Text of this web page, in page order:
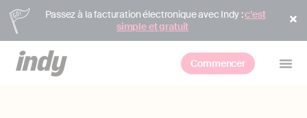
Passez à la facturation électronique avec Indy :c’est
simple et gratuit
Commencer